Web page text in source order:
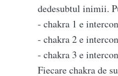
dedesubtul inimii.
- chakra 1 e
- chakra 2 e
- chakra 3 e
Fiecare chakra de